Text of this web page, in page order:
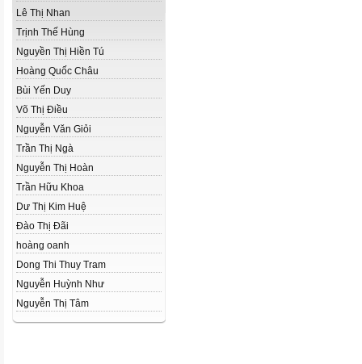
Lê Thị Nhan
Trịnh Thế Hùng
Nguyền Thị Hiền Tú
Hoàng Quốc Châu
Bùi Yến Duy
Võ Thị Điều
Nguyễn Văn Giỏi
Trần Thị Ngà
Nguyễn Thị Hoàn
Trần Hữu Khoa
Dư Thị Kim Huệ
Đào Thị Đãi
hoàng oanh
Dong Thi Thuy Tram
Nguyễn Huỳnh Như
Nguyễn Thị Tâm